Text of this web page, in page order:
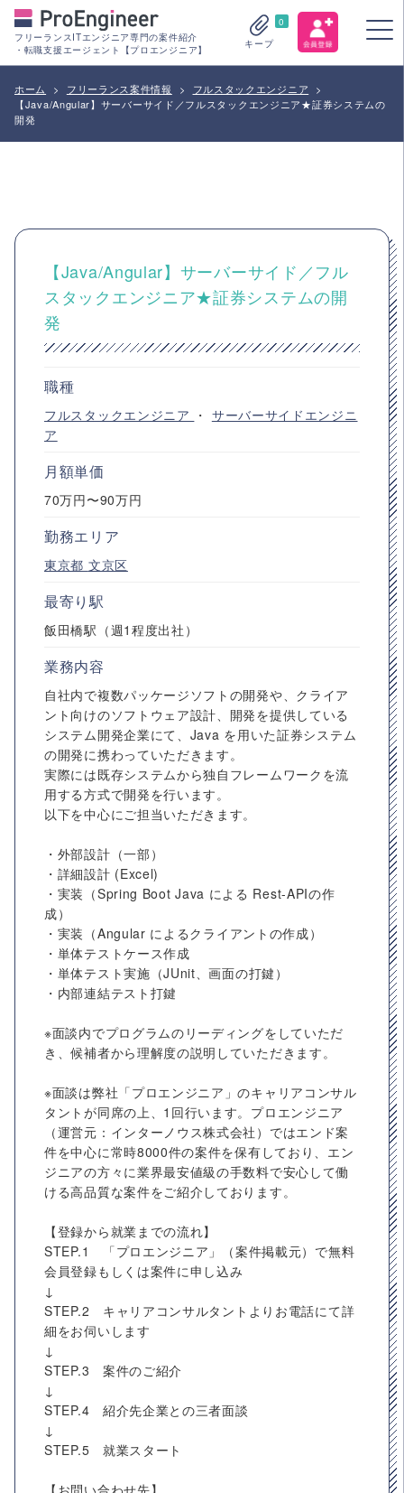
フリーランスITエンジニア専門の案件紹介
・転職支援エージェント【プロエンジニア】
0
キープ
ホーム > フリーランス案件情報 > フルスタックエンジニア
>
【Java/Angular】サーバーサイド／フルスタックエンジニア★証券システムの
開発
【Java/Angular】サーバーサイド／フル
スタックエンジニア★証券システムの開
発
職種
フルスタックエンジニア ・ サーバーサイドエンジニ
ア
月額単価
70万円〜90万円
勤務エリア
東京都 文京区
最寄り駅
飯田橋駅（週1程度出社）
業務内容
自社内で複数パッケージソフトの開発や、クライア
ント向けのソフトウェア設計、開発を提供している
システム開発企業にて、Java を用いた証券システム
の開発に携わっていただきます。
実際には既存システムから独自フレームワークを流
用する方式で開発を行います。
以下を中心にご担当いただきます。
・外部設計（一部）
・詳細設計 (Excel)
・実装（Spring Boot Java による Rest-APIの作
成）
・実装（Angular によるクライアントの作成）
・単体テストケース作成
・単体テスト実施（JUnit、画面の打鍵）
・内部連結テスト打鍵
※面談内でプログラムのリーディングをしていただ
き、候補者から理解度の説明していただきます。
※面談は弊社「プロエンジニア」のキャリアコンサル
タントが同席の上、1回行います。プロエンジニア
（運営元：インターノウス株式会社）ではエンド案
件を中心に常時8000件の案件を保有しており、エン
ジニアの方々に業界最安値級の手数料で安心して働
ける高品質な案件をご紹介しております。
【登録から就業までの流れ】
STEP.1 「プロエンジニア」（案件掲載元）で無料
会員登録もしくは案件に申し込み
↓
STEP.2 キャリアコンサルタントよりお電話にて詳
細をお伺いします
↓
STEP.3 案件のご紹介
↓
STEP.4 紹介先企業との三者面談
↓
STEP.5 就業スタート
【お問い合わせ先】